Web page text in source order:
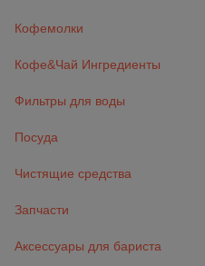
Кофемолки
Кофе&Чай Ингредиенты
Фильтры для воды
Посуда
Чистящие средства
Запчасти
Аксессуары для бариста